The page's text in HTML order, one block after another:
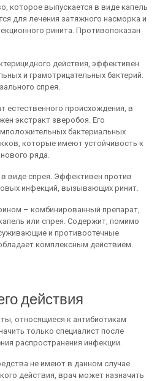
которое выпускается в виде капель
для лечения затяжного насморка и
ринита. Противопоказан
действия, эффективен
и грамотрицательных бактерий.
спрея.
естественного происхождения, в
экстракт зверобоя. Его
бактериальных
которые имеют устойчивость к
ряда.
виде спрея. Эффективен против
инфекций, вызывающих ринит.
– комбинированный препарат,
или спрея. Содержит, помимо
и противоотечные
комплексным действием.
действия
относящиеся к антибиотикам
только специалист после
распространения инфекции.
не имеют в данном случае
действия, врач может назначить